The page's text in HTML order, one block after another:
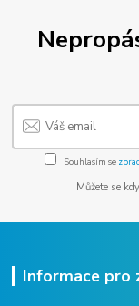
Souhlasím se
Můžete se
Informace pro